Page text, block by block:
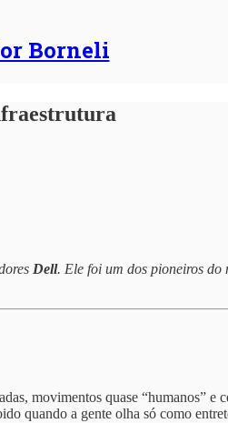
Borneli
Dell. Ele foi um dos pioneiros
movimentos quase “humanos” e
quando a gente olha só como